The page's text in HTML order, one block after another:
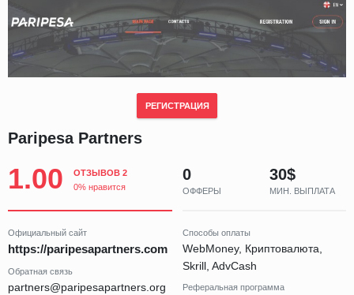
Paripesa Partners
1.00
ОТЗЫВОВ 2
0% нравится
0
ОФФЕРЫ
30$
МИН. ВЫПЛАТА
Официальный сайт
https://paripesapartners.com
Обратная связь
partners@paripesapartners.org
Способы оплаты
WebMoney, Криптовалюта,
Skrill, AdvCash
Реферальная программа
РЕГИСТРАЦИЯ